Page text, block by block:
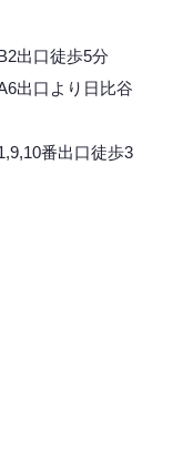
出口徒歩5分
出口より日比谷
番出口徒歩3